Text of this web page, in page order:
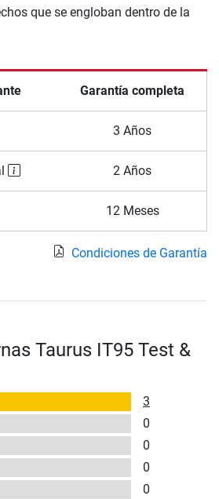
que se engloban dentro de la
Garantía completa
3 Años
2 Años
12 Meses
Condiciones de Garantía
Taurus IT95 Test &
3
0
0
0
0